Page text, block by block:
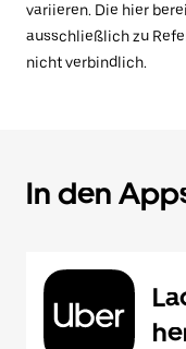
variieren. Die hier
ausschließlich zu
nicht verbindlich.
In den